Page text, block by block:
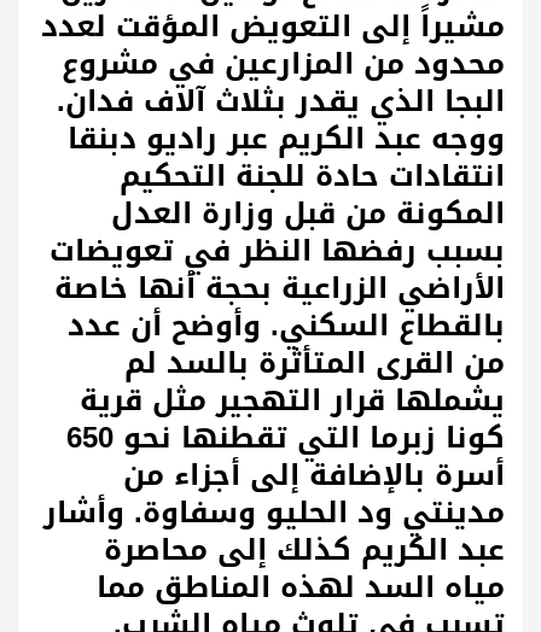
مشيراً إلى التعويض المؤقت لعدد
محدود من المزارعين في مشروع
البجا الذي يقدر بثلاث آلاف فدان.
ووجه عبد الكريم عبر راديو دبنقا
انتقادات حادة للجنة التحكيم
المكونة من قبل وزارة العدل
بسبب رفضها النظر في تعويضات
الأراضي الزراعية بحجة أنها خاصة
بالقطاع السكني. وأوضح أن عدد
من القرى المتأثرة بالسد لم
يشملها قرار التهجير مثل قرية
كونا زبرما التي تقطنها نحو 650
أسرة بالإضافة إلى أجزاء من
مدينتي ود الحليو وسفاوة. وأشار
عبد الكريم كذلك إلى محاصرة
مياه السد لهذه المناطق مما